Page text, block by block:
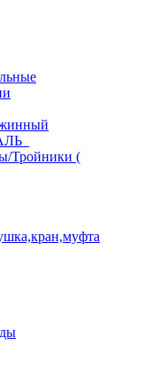
Тройники (